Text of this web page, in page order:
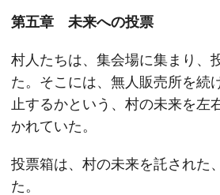
第五章 未来への投票
村人たちは、集会場に集まり、
た。そこには、無人販売所を続
止するかという、村の未来を左
かれていた。
投票箱は、村の未来を託された
た。